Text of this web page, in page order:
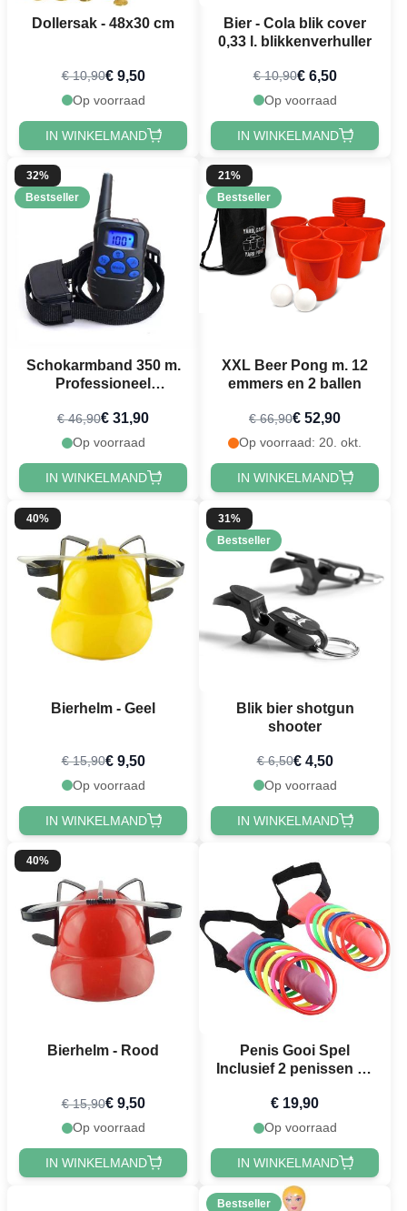
Dollersak - 48x30 cm
€ 10,90€ 9,50
Op voorraad
IN WINKELMAND
Bier - Cola blik cover
0,33 l. blikkenverhuller
€ 10,90€ 6,50
Op voorraad
IN WINKELMAND
32%
Bestseller
Schokarmband 350 m.
Professioneel
oplaadbare batterij &
oplader
€ 46,90€ 31,90
Op voorraad
IN WINKELMAND
21%
Bestseller
XXL Beer Pong m. 12
emmers en 2 ballen
€ 66,90€ 52,90
Op voorraad: 20. okt.
IN WINKELMAND
40%
Bierhelm - Geel
€ 15,90€ 9,50
Op voorraad
IN WINKELMAND
31%
Bestseller
Blik bier shotgun
shooter
€ 6,50€ 4,50
Op voorraad
IN WINKELMAND
40%
Bierhelm - Rood
€ 15,90€ 9,50
Op voorraad
IN WINKELMAND
Penis Gooi Spel
Inclusief 2 penissen en
€ 19,90
Op voorraad
IN WINKELMAND
Bestseller